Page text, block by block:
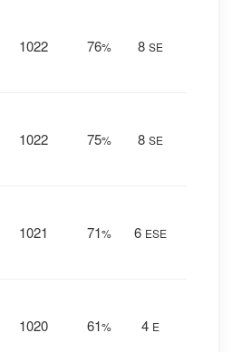
1022 76% 8 SE
1022 75% 8 SE
1021 71% 6 ESE
1020 61% 4 E